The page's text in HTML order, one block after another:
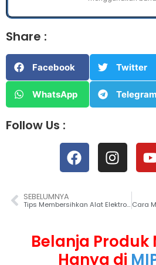
Share :
Facebook Twitter
WhatsApp Telegram
Follow Us :
SEBELUMNYA
Tips Membersihkan Alat Elektronik di Rumah
Belanja Produk
Hanya di